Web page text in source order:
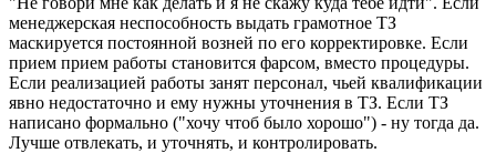
менеджерская неспособность выдать грамотное ТЗ
маскируется постоянной возней по его корректировке. Если
прием прием работы становится фарсом, вместо процедуры.
Если реализацией работы занят персонал, чьей квалификации
явно недостаточно и ему нужны уточнения в ТЗ. Если ТЗ
написано формально ("хочу чтоб было хорошо") - ну тогда да.
Лучше отвлекать, и уточнять, и контролировать.